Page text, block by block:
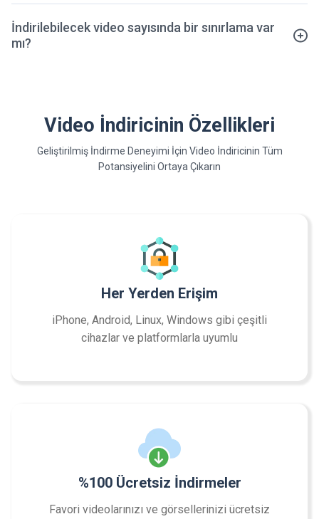
İndirilebilecek video sayısında bir sınırlama var
mı?
Video İndiricinin Özellikleri
Geliştirilmiş İndirme Deneyimi İçin Video İndiricinin Tüm
Potansiyelini Ortaya Çıkarın
Her Yerden Erişim
iPhone, Android, Linux, Windows gibi çeşitli
cihazlar ve platformlarla uyumlu
%100 Ücretsiz İndirmeler
Favori videolarınızı ve görsellerinizi ücretsiz